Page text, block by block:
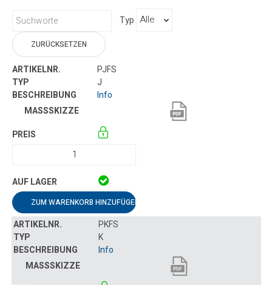
Typ
ZURÜCKSETZEN
PJFS
J
Info
ZUM WARENKORB HINZUFÜGEN
PKFS
K
Info